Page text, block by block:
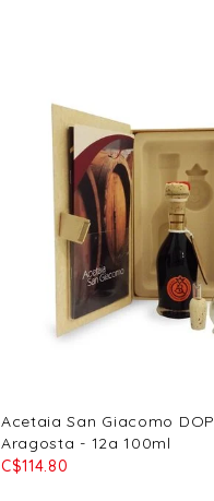
Acetaia San Giacomo DOP
Aragosta - 12a 100ml
C$114.80